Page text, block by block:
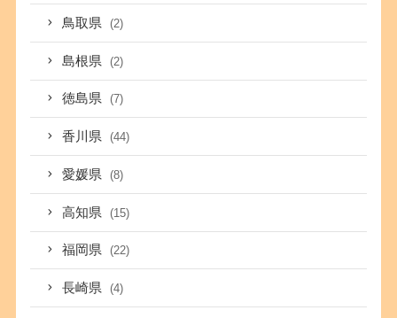
鳥取県 (2)
島根県 (2)
徳島県 (7)
香川県 (44)
愛媛県 (8)
高知県 (15)
福岡県 (22)
長崎県 (4)